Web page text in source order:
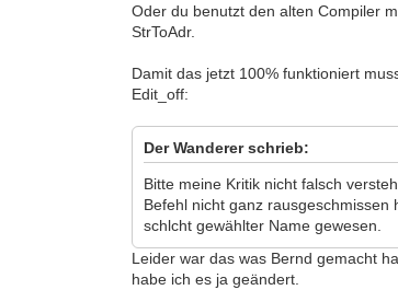
Oder du benutzt den alten Compiler
StrToAdr.
Damit das jetzt 100% funktioniert
Edit_off:
Der Wanderer schrieb:
Bitte meine Kritik nicht falsch
Befehl nicht ganz
schlcht gewählter Name gewesen.
Leider war das was Bernd gemacht
habe ich es ja geändert.